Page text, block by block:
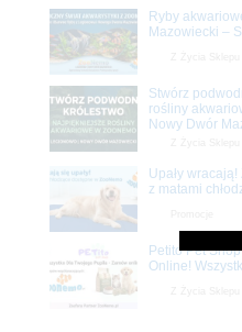
Ryby
Mazowiecki –
Stwórz
rośliny
Nowy Dwór
Upały
z matami
Petito Pet
Online!